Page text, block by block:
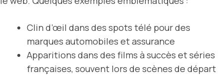
Clin d’œil dans des spots télé pour des
marques automobiles et assurance
Apparitions dans des films à succès et séries
françaises, souvent lors de scènes de départ